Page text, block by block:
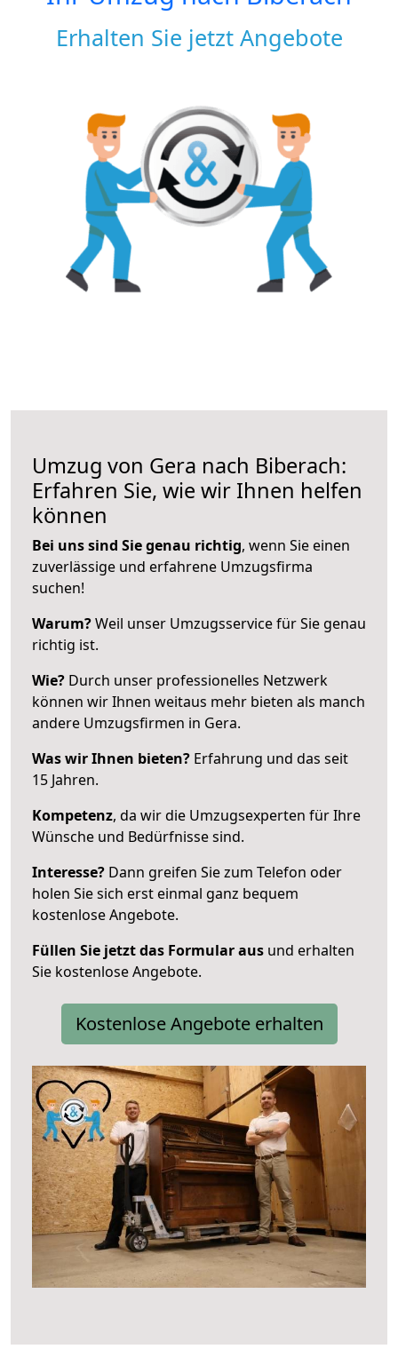
Erhalten Sie jetzt Angebote
Umzug von Gera nach Biberach:
Erfahren Sie, wie wir Ihnen helfen
können
Bei uns sind Sie genau richtig, wenn Sie einen
zuverlässige und erfahrene Umzugsfirma
suchen!
Warum?Weil unser Umzugsservice für Sie genau
richtig ist.
Wie? Durch unser professionelles Netzwerk
können wir Ihnen weitaus mehr bieten als manch
andere Umzugsfirmen in Gera.
Was wir Ihnen bieten? Erfahrung und das seit
15 Jahren.
Kompetenz, da wir die Umzugsexperten für Ihre
Wünsche und Bedürfnisse sind.
Interesse? Dann greifen Sie zum Telefon oder
holen Sie sich erst einmal ganz bequem
kostenlose Angebote.
Füllen Sie jetzt das Formular aus und erhalten
Sie kostenlose Angebote.
Kostenlose Angebote erhalten